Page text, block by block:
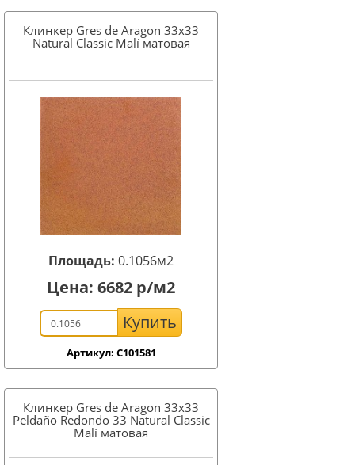
Клинкер Gres de Aragon 33x33
Natural Classic Malí матовая
Площадь: 0.1056м2
Цена: 6682 р/м2
Купить
Артикул: C101581
Клинкер Gres de Aragon 33x33
Peldaño Redondo 33 Natural Classic
Malí матовая